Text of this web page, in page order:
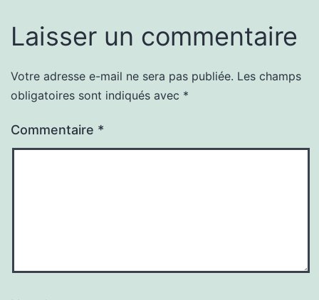
Laisser un commentaire
Votre adresse e-mail ne sera pas publiée. Les champs
obligatoires sont indiqués avec *
Commentaire *